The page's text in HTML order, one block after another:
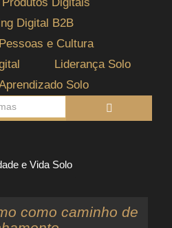
Digital B2B
e Cultura
Liderança Solo
Solo
e Vida Solo
como caminho de